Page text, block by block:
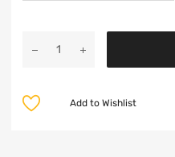
Add to Wishlist